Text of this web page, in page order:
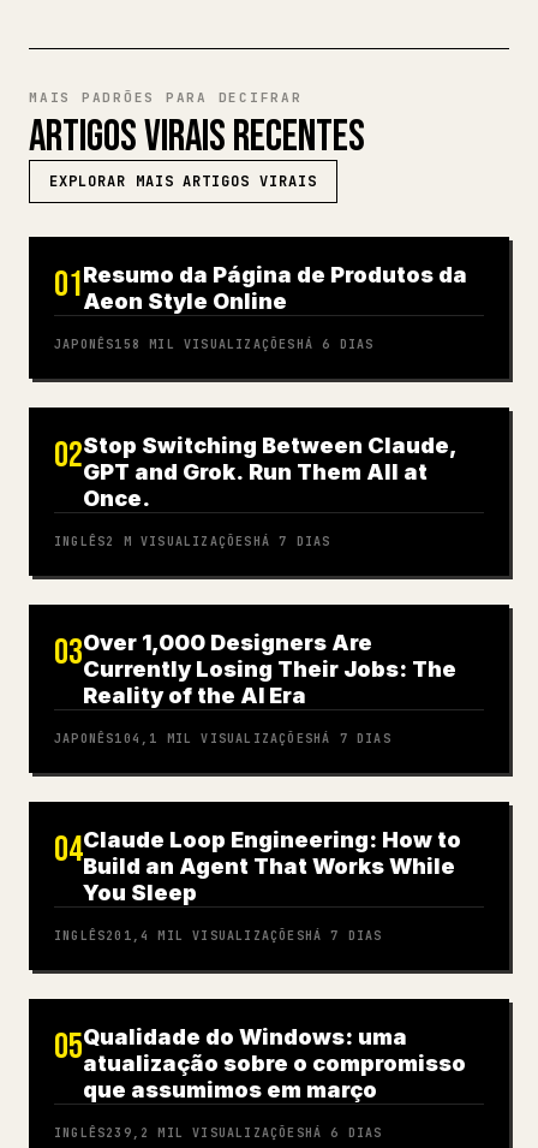
MAIS PADRÕES PARA DECIFRAR
ARTIGOS VIRAIS RECENTES
EXPLORAR MAIS ARTIGOS VIRAIS
01Resumo da Página de Produtos da
Aeon Style Online
JAPONÊS158 MIL VISUALIZAÇÕESHÁ 6 DIAS
02Stop Switching Between Claude,
GPT and Grok. Run Them All at
Once.
INGLÊS2 M VISUALIZAÇÕESHÁ 7 DIAS
03Over 1,000 Designers Are
Currently Losing Their Jobs: The
Reality of the AI Era
JAPONÊS104,1 MIL VISUALIZAÇÕESHÁ 7 DIAS
04Claude Loop Engineering: How to
Build an Agent That Works While
You Sleep
INGLÊS201,4 MIL VISUALIZAÇÕESHÁ 7 DIAS
05Qualidade do Windows: uma
atualização sobre o compromisso
que assumimos em março
INGLÊS239,2 MIL VISUALIZAÇÕESHÁ 6 DIAS